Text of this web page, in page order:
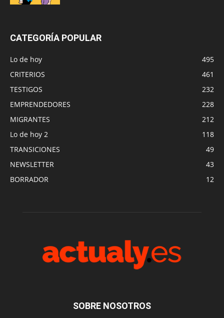
CATEGORÍA POPULAR
Lo de hoy
495
CRITERIOS
461
TESTIGOS
232
EMPRENDEDORES
228
MIGRANTES
212
Lo de hoy 2
118
TRANSICIONES
49
NEWSLETTER
43
BORRADOR
12
SOBRE NOSOTROS